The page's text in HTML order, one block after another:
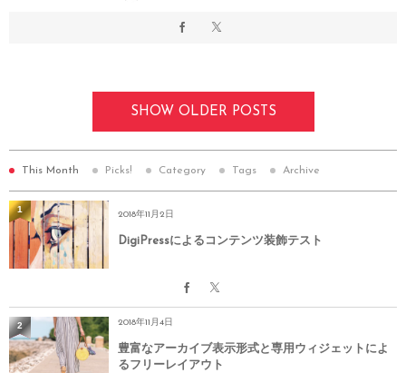
SHOW OLDER POSTS
This Month Picks! Category Tags Archive
2018年11月2日
DigiPressによるコンテンツ装飾テスト
1
2018年11月4日
豊富なアーカイブ表示形式と専用ウィジェットによ
るフリーレイアウト
2